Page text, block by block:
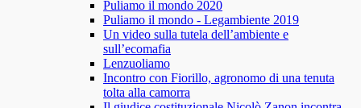
Puliamo il mondo 2020
Puliamo il mondo - Legambiente 2019
Un video sulla tutela dell’ambiente e
sull’ecomafia
Lenzuoliamo
Incontro con Fiorillo, agronomo di una tenuta
tolta alla camorra